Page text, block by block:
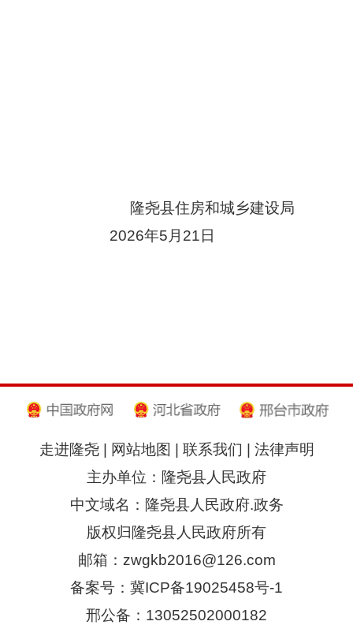
隆尧县住房和城乡建设局
2026年5 月 21 日
走进隆尧| 网站地图 | 联系我们 | 法律声明
主办单位：隆尧县人民政府
中文域名：隆尧县人民政府.政务
版权归隆尧县人民政府所有
邮箱：zwgkb2016@126.com
备案号：冀ICP备19025458号-1
邢公备：13052502000182